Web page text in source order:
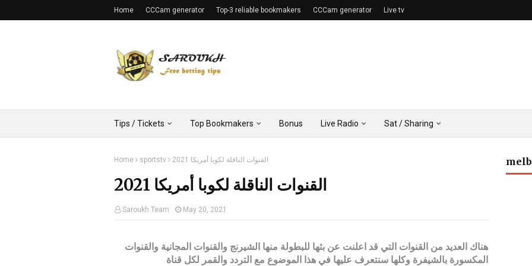
Home CCCam generator Top-3 reliable bookmakers CCCam generator Live tv
Tips / Tickets Top Bookmakers Bonus Live Radio Sat / Sharing
Home sportstv القنوات الناقلة لكوبا أمريكا 2021
القنوات الناقلة لكوبا أمريكا 2021
Saroukh Team May 20, 2021
هناك العديد من القنوات التي قد اعلنت عن بثها للبطولة منها الشيرنج والقنوات المجانية والقنوات
المكسورة بالشيفرة وكلها سنتعرف عليها في هذا الموضوع مع التردد والقمر لكل قناة